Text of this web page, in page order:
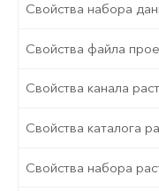
Свойства набора
Свойства файла
Свойства канала
Свойства каталога
Свойства набора